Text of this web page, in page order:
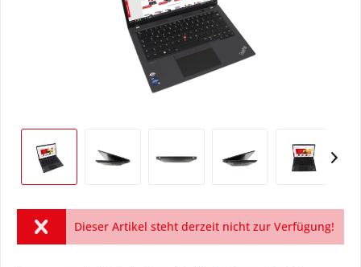
Dieser Artikel steht derzeit nicht zur Verfügung!